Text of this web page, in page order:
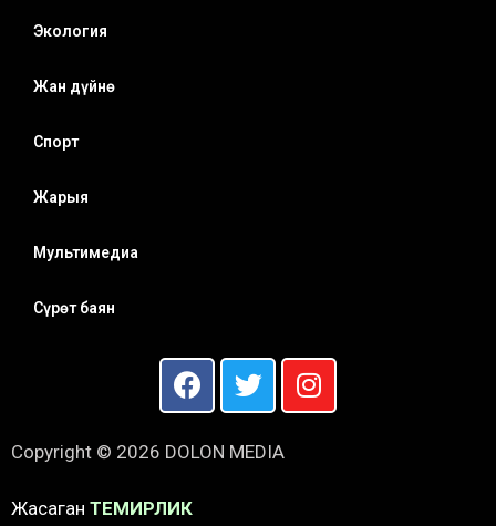
Экология
Жан дүйнө
Спорт
Жарыя
Мультимедиа
Сүрөт баян
Copyright © 2026 DOLON MEDIA
Жасаган ТЕМИРЛИК